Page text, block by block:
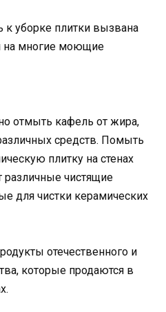
уборке плитки вызвана
на многие моющие
отмыть кафель от жира,
средств. Помыть
плитку на стенах
различные чистящие
для чистки керамических
отечественного и
которые продаются в